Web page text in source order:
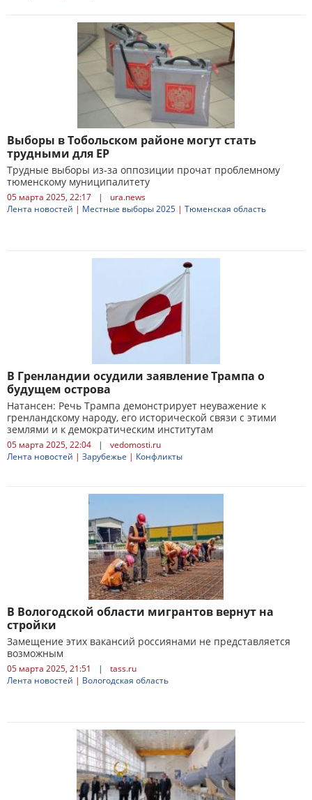
Выборы в Тобольском районе могут стать
трудными для ЕР
Трудные выборы из-за оппозиции прочат проблемному
тюменскому муниципалитету
05 марта 2025, 22:17 |
ura.news
Лента новостей | Местные выборы 2025 | Тюменская область
В Гренландии осудили заявление Трампа о
будущем острова
Натансен: Речь Трампа демонстрирует неуважение к
гренландскому народу, его исторической связи с этими
землями и к демократическим институтам
05 марта 2025, 22:04 |
vedomosti.ru
Лента новостей | Зарубежье | Конфликты
В Вологодской области мигрантов вернут на
стройки
Замещение этих вакансий россиянами не представляется
возможным
05 марта 2025, 21:51 |
tass.ru
Лента новостей | Вологодская область